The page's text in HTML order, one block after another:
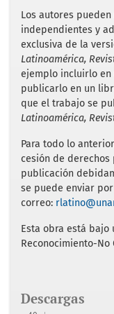
Los autores
independientes y
exclusiva de la
Latinoamérica,
ejemplo incluirlo
publicarlo en un
que el trabajo se
Latinoamérica,
Para todo lo
cesión de
publicación
se puede enviar
correo:
Esta obra está bajo
Reconocimiento-No
Descargas